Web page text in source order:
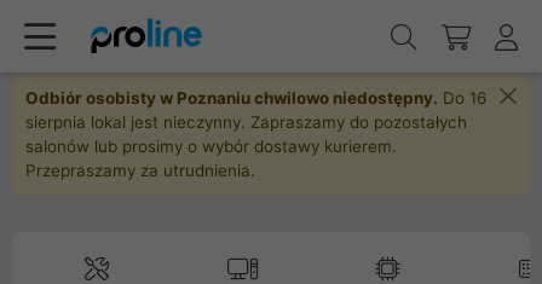
Odbiór osobisty w Poznaniu chwilowo niedostępny. Do 16
sierpnia lokal jest nieczynny. Zapraszamy do pozostałych
salonów lub prosimy o wybór dostawy kurierem.
Przepraszamy za utrudnienia.